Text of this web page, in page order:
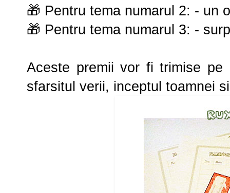
🎁 Pentru tema numarul 2: - un
🎁 Pentru tema numarul 3: -
Aceste premii vor fi trimise
sfarsitul verii, inceptul toamnei